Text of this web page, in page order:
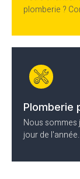
plomberie ?
Plomberie
Nous sommes
jour de l'année.